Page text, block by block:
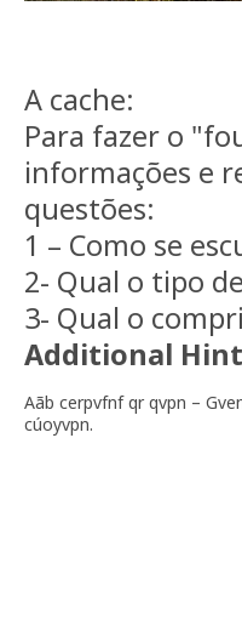
A cache:
Para fazer o
informações e
questões:
1 – Como se
2- Qual o tipo
3- Qual o
Additional
Aãb cerpvfnf qr qvpn –
cúoyvpn.